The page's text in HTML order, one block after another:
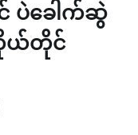
င် ပဲခေါက်ဆွဲ
ကိုယ်တိုင်